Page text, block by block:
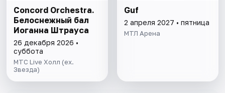
Concord Orchestra.
Белоснежный бал
Иоганна Штрауса
26 декабря 2026 •
суббота
МТС Live Холл (ех.
Звезда)
Guf
2 апреля 2027 • пятница
МТЛ Арена